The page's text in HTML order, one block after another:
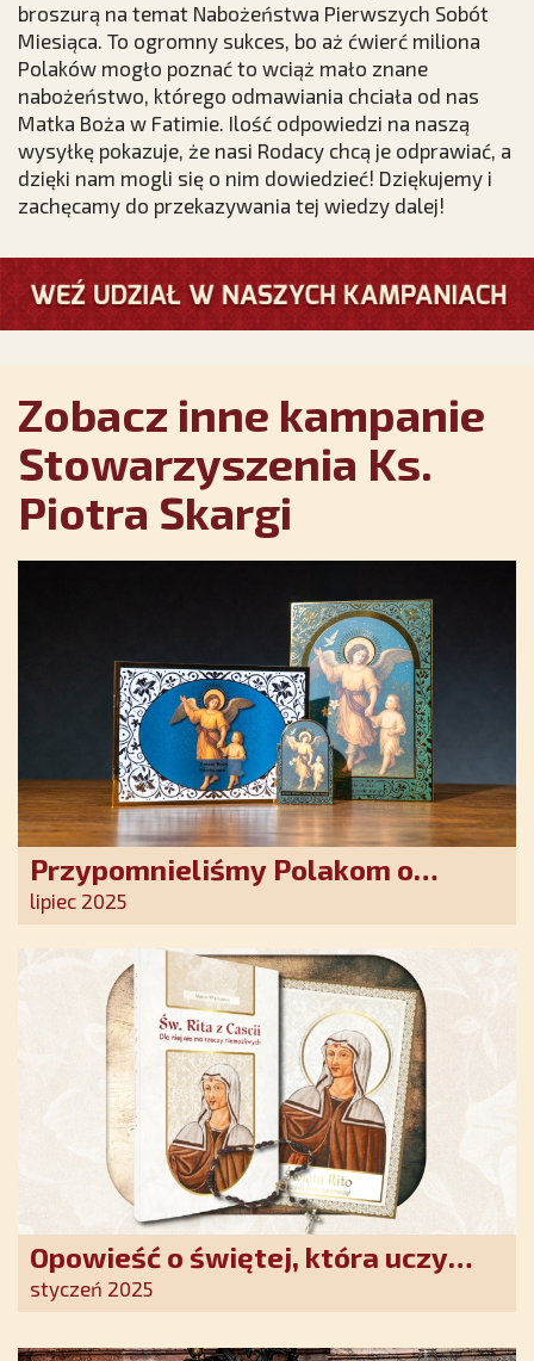
broszurą na temat Nabożeństwa Pierwszych Sobót
Miesiąca. To ogromny sukces, bo aż ćwierć miliona
Polaków mogło poznać to wciąż mało znane
nabożeństwo, którego odmawiania chciała od nas
Matka Boża w Fatimie. Ilość odpowiedzi na naszą
wysyłkę pokazuje, że nasi Rodacy chcą je odprawiać, a
dzięki nam mogli się o nim dowiedzieć! Dziękujemy i
zachęcamy do przekazywania tej wiedzy dalej!
Zobacz inne kampanie
Stowarzyszenia Ks.
Piotra Skargi
Przypomnieliśmy Polakom o
obecności Anioła Stróża!
lipiec 2025
Opowieść o świętej, która uczy
szczerego oddania się Bogu.
styczeń 2025